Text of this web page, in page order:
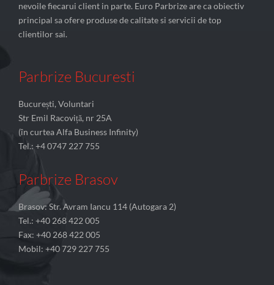
nevoile fiecarui client in parte. Euro Parbrize are ca obiectiv
principal sa ofere produse de calitate si servicii de top
clientilor sai.
Parbrize Bucuresti
București, Voluntari
Str Emil Racoviță, nr 25A
(în curtea Alfa Business Infinity)
Tel.: +4 0747 227 755
Parbrize Brasov
Brasov: Str. Avram Iancu 114 (Autogara 2)
Tel.: +40 268 422 005
Fax: +40 268 422 005
Mobil: +40 729 227 755